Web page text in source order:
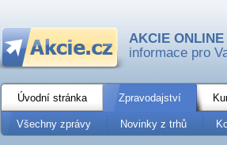
AKCIE ONLINE
informace pro
Úvodní stránka Zpravodajství
Všechny zprávy Novinky z trhů